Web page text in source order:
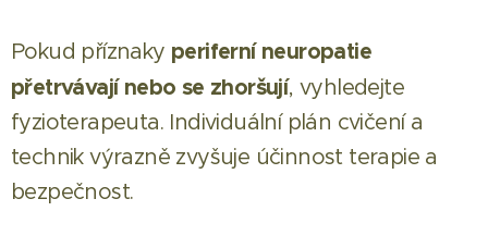
Pokud příznaky periferní neuropatie
přetrvávají nebo se zhoršují, vyhledejte
fyzioterapeuta. Individuální plán cvičení a
technik výrazně zvyšuje účinnost terapie a
bezpečnost.